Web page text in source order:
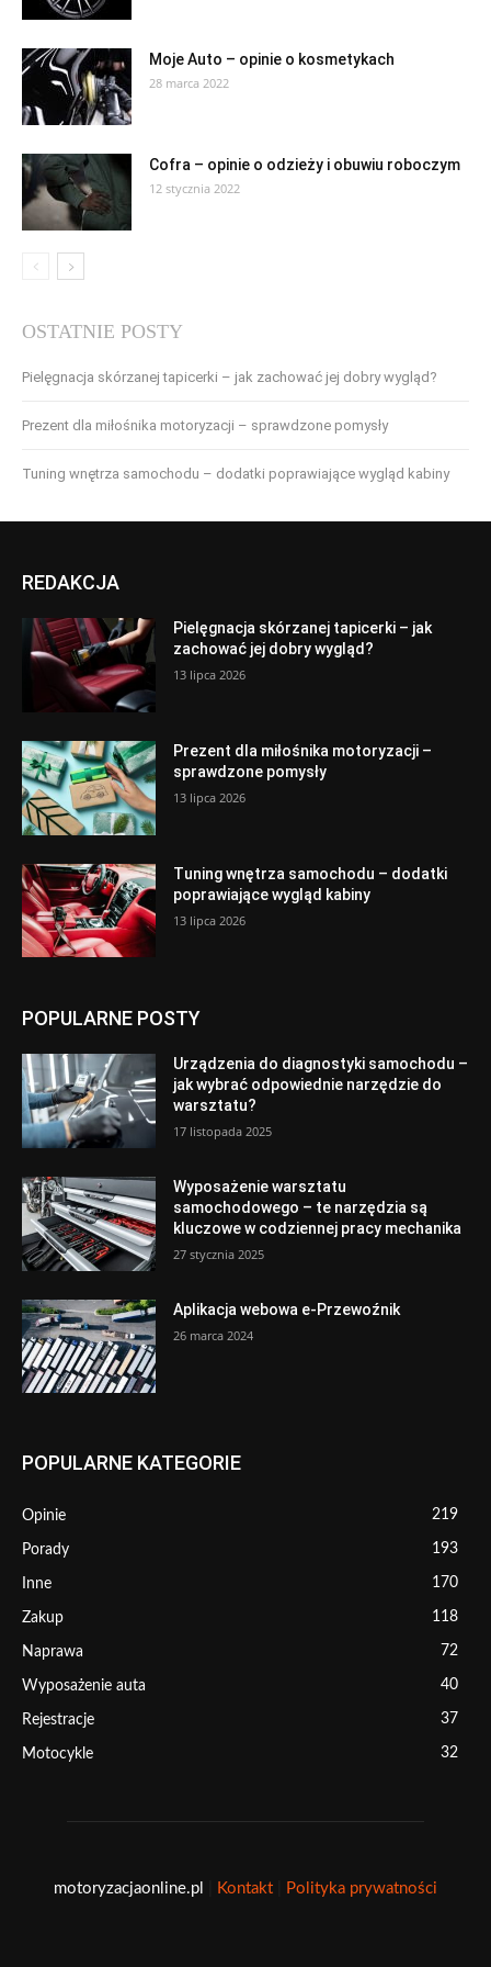
Moje Auto – opinie o kosmetykach
28 marca 2022
Cofra – opinie o odzieży i obuwiu roboczym
12 stycznia 2022
OSTATNIE POSTY
Pielęgnacja skórzanej tapicerki – jak zachować jej dobry wygląd?
Prezent dla miłośnika motoryzacji – sprawdzone pomysły
Tuning wnętrza samochodu – dodatki poprawiające wygląd kabiny
REDAKCJA
Pielęgnacja skórzanej tapicerki – jak
zachować jej dobry wygląd?
13 lipca 2026
Prezent dla miłośnika motoryzacji –
sprawdzone pomysły
13 lipca 2026
Tuning wnętrza samochodu – dodatki
poprawiające wygląd kabiny
13 lipca 2026
POPULARNE POSTY
Urządzenia do diagnostyki samochodu –
jak wybrać odpowiednie narzędzie do
warsztatu?
17 listopada 2025
Wyposażenie warsztatu
samochodowego – te narzędzia są
kluczowe w codziennej pracy mechanika
27 stycznia 2025
Aplikacja webowa e-Przewoźnik
26 marca 2024
POPULARNE KATEGORIE
Opinie 219
Porady 193
Inne 170
Zakup 118
Naprawa 72
Wyposażenie auta 40
Rejestracje 37
Motocykle 32
motoryzacjaonline.pl Kontakt Polityka prywatności